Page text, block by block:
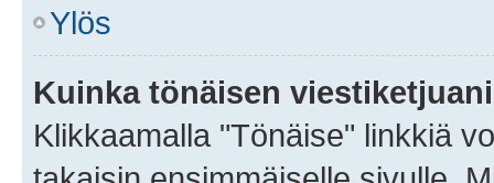
Ylös
Kuinka tönäisen
Klikkaamalla "Tönäise" linkkiä